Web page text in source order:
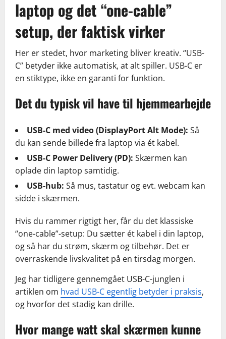
laptop og det “one-cable”
setup, der faktisk virker
Her er stedet, hvor marketing bliver kreativ. “USB-
C” betyder ikke automatisk, at alt spiller. USB-C er
en stiktype, ikke en garanti for funktion.
Det du typisk vil have til hjemmearbejde
USB-C med video (DisplayPort Alt Mode): Så
du kan sende billede fra laptop via ét kabel.
USB-C Power Delivery (PD): Skærmen kan
oplade din laptop samtidig.
USB-hub: Så mus, tastatur og evt. webcam kan
sidde i skærmen.
Hvis du rammer rigtigt her, får du det klassiske
“one-cable”-setup: Du sætter ét kabel i din laptop,
og så har du strøm, skærm og tilbehør. Det er
overraskende livskvalitet på en tirsdag morgen.
Jeg har tidligere gennemgået USB-C-junglen i
artiklen om hvad USB-C egentlig betyder i praksis,
og hvorfor det stadig kan drille.
Hvor mange watt skal skærmen kunne